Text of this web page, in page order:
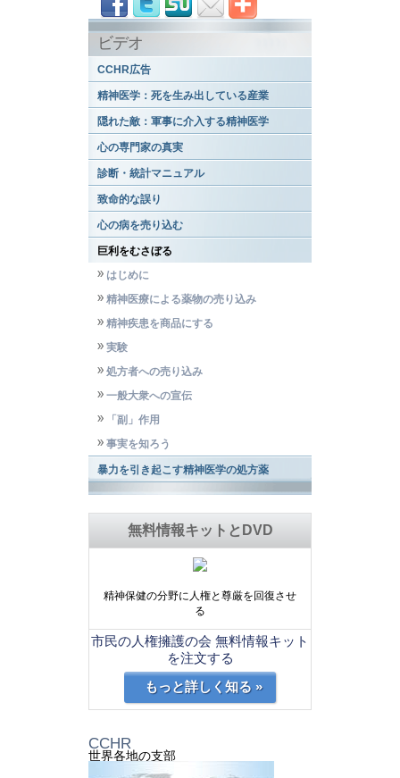
ビデオ
CCHR広告
精神医学：死を生み出している産業
隠れた敵：軍事に介入する精神医学
心の専門家の真実
診断・統計マニュアル
致命的な誤り
心の病を売り込む
巨利をむさぼる
はじめに
精神医療による薬物の売り込み
精神疾患を商品にする
実験
処方者への売り込み
一般大衆への宣伝
「副」作用
事実を知ろう
暴力を引き起こす精神医学の処方薬
無料情報キットとDVD
精神保健の分野に人権と尊厳を回復させ
る
市民の人権擁護の会 無料情報キット
を注文する
もっと詳しく知る »
CCHR
世界各地の支部